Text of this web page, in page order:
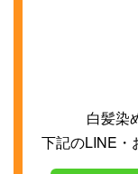
白髪染
下記のLINE